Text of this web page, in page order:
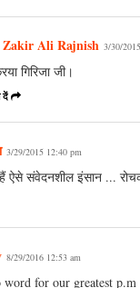
Zakir Ali Rajnish 3/30/
गिरिजा जी।
दें
3/29/2015 12:40 pm
हैं ऐसे संवेदनशील इंसान ...
8/29/2016 12:53 am
word for our greatest p.m